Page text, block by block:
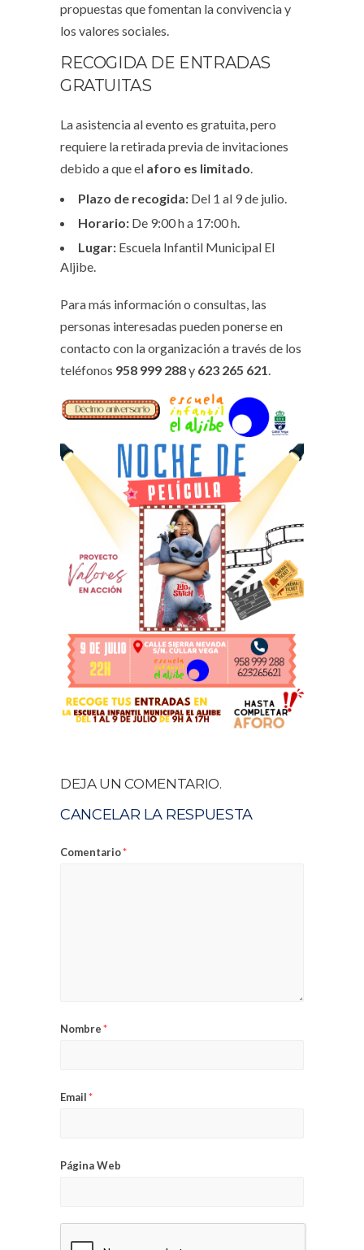
propuestas que fomentan la convivencia y
los valores sociales.
RECOGIDA DE ENTRADAS
GRATUITAS
La asistencia al evento es gratuita, pero
requiere la retirada previa de invitaciones
debido a que el aforo es limitado.
Plazo de recogida: Del 1 al 9 de julio.
Horario: De 9:00 h a 17:00 h.
Lugar: Escuela Infantil Municipal El
Aljibe.
Para más información o consultas, las
personas interesadas pueden ponerse en
contacto con la organización a través de los
teléfonos 958 999 288y 623 265 621.
DEJA UN COMENTARIO.
CANCELAR LA RESPUESTA
Comentario*
Nombre*
Email*
Página Web